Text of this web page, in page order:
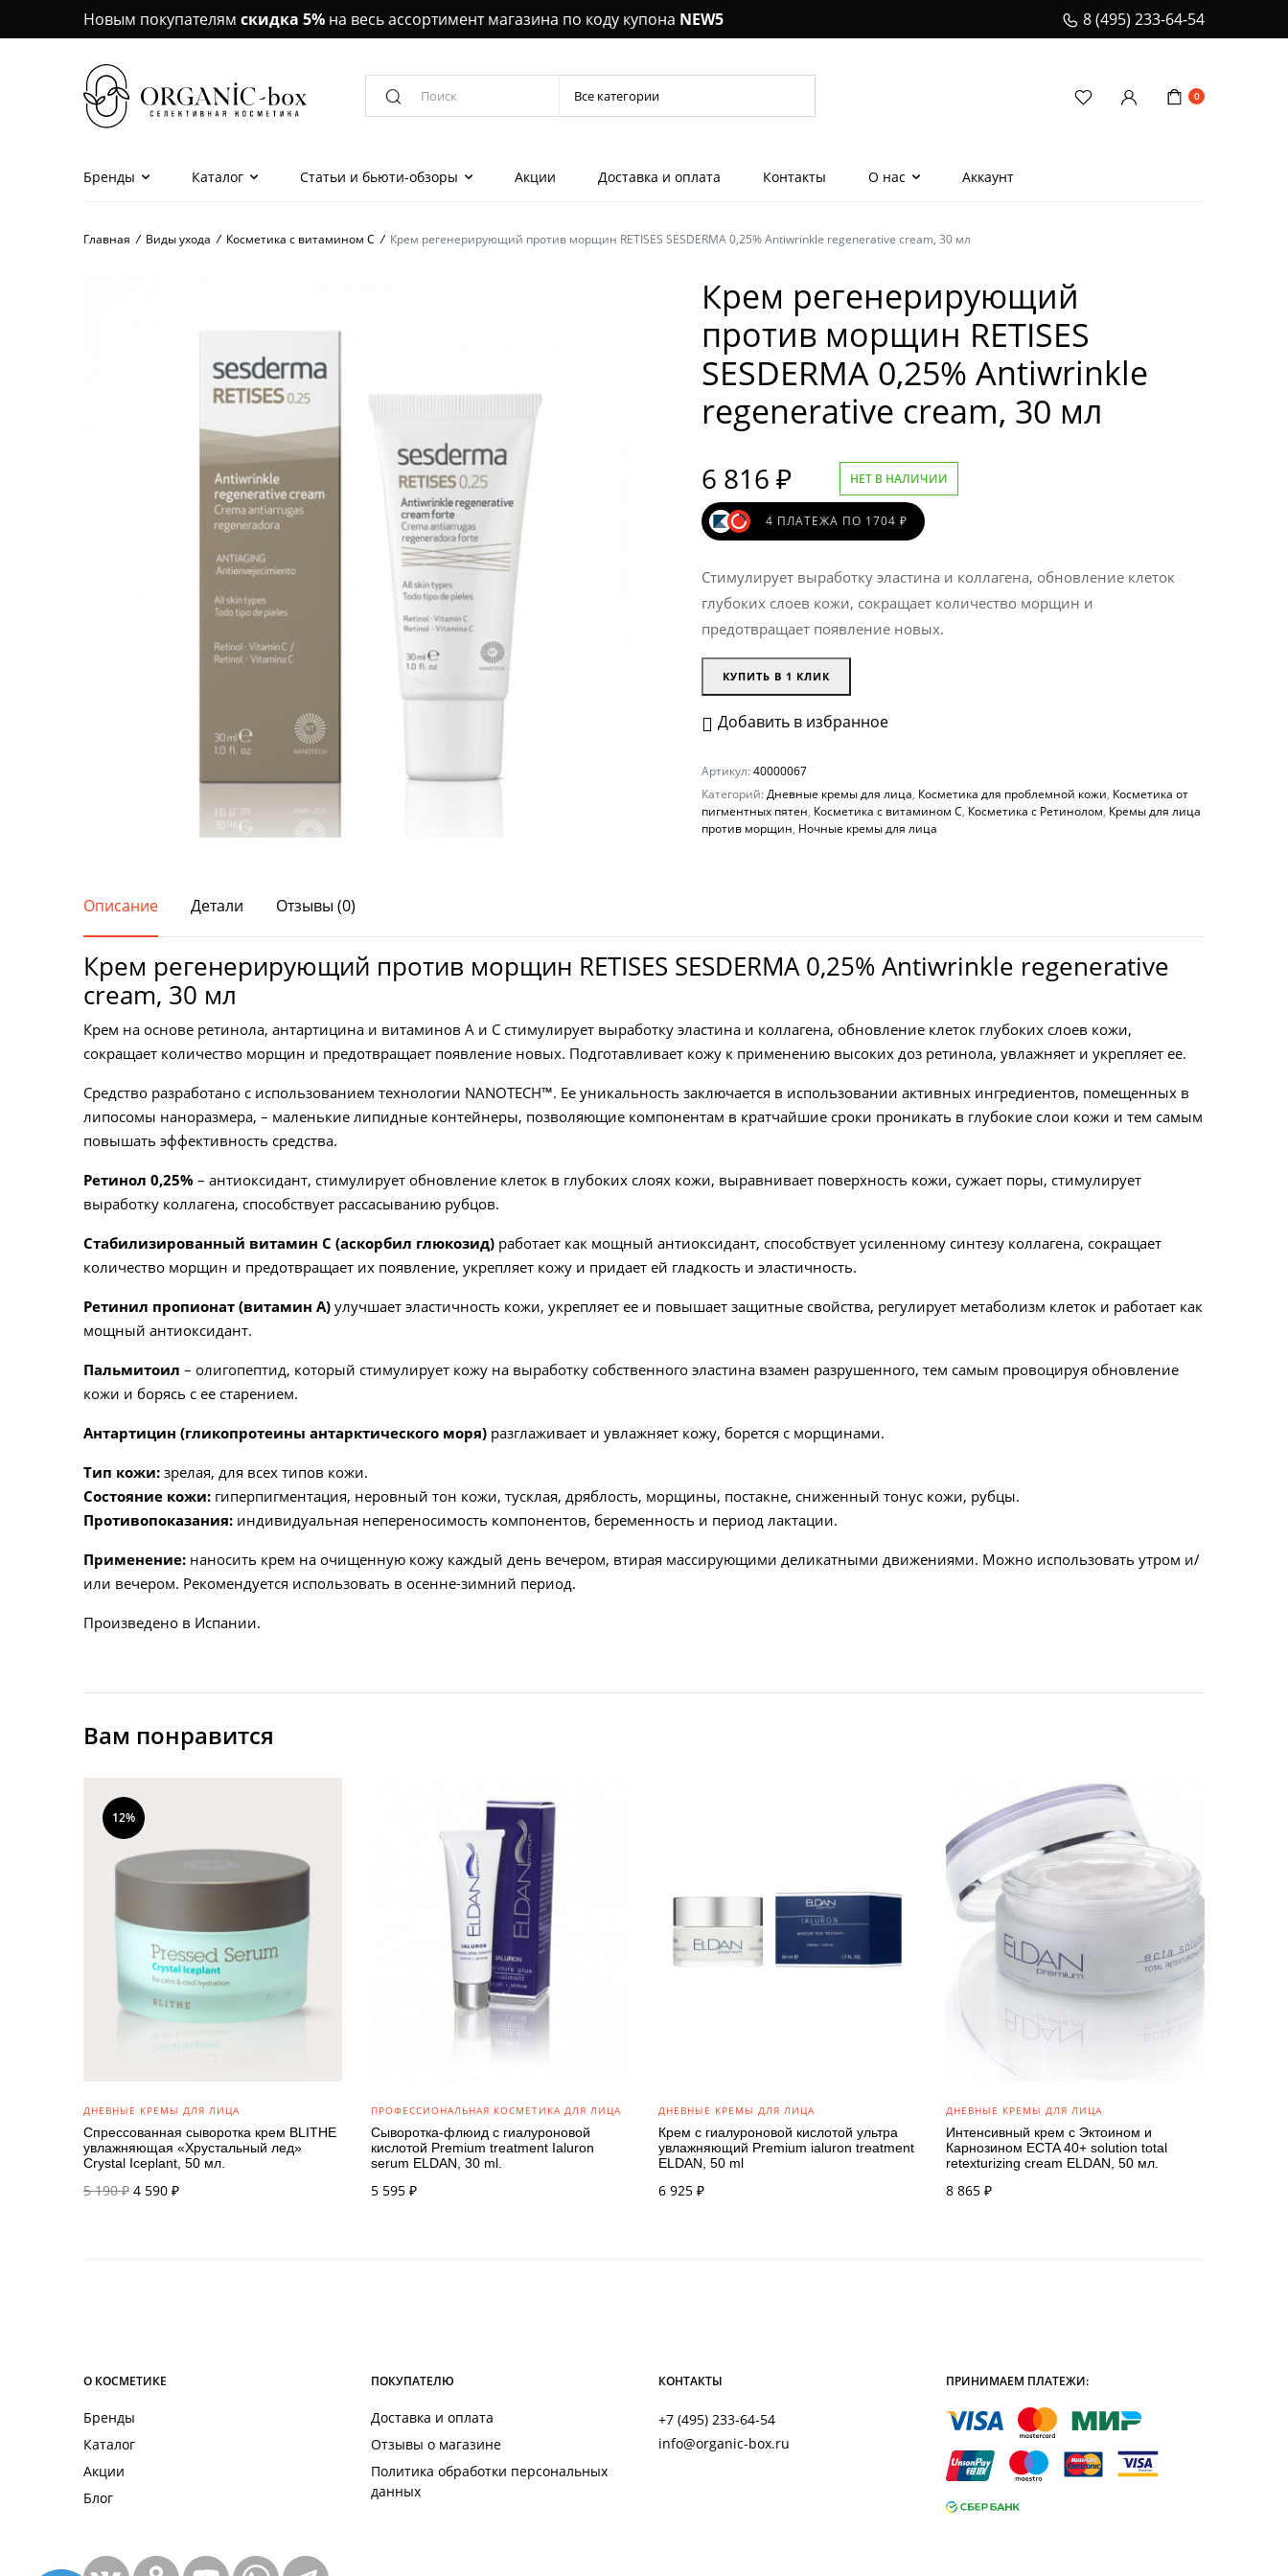
Новым покупателям скидка 5% на весь ассортимент магазина по коду купона NEW5 8 (495) 233-64-54
0
Бренды Каталог
Кремы, эссенции, эмульсии для
Сыворотки, ампулы, концентраты
Патчи для глаз
Солнцезащитные средства
Снятие макияжа и очищение
Скрабы для лица
Пилинги для кожи
Тоники и тонеры
Кушоны, пудры, ВВ, ССС, ВВ кремы
Шампуни
Кондиционеры
Уход за телом
Косметика с BOTOX-эффектом
Косметика от пигментных пятен
Косметика для проблемной кожи
КОРЕЯ
ШВЕЙЦАРИЯ
Статьи и бьюти-обзоры Акции Доставка и оплата Контакты О нас Аккаунт
Главная / Виды ухода / Косметика с витамином С / Крем регенерирующий против морщин RETISES SESDERMA 0,25% Antiwrinkle regenerative cream, 30 мл
Крем регенерирующий
против морщин RETISES
SESDERMA 0,25% Antiwrinkle
regenerative cream, 30 мл
6 816 ₽ НЕТ В НАЛИЧИИ
4 ПЛАТЕЖА ПО 1704 ₽
Стимулирует выработку эластина и коллагена, обновление клеток
глубоких слоев кожи, сокращает количество морщин и
предотвращает появление новых.
КУПИТЬ В 1 КЛИК
Добавить в избранное
Артикул:40000067
Категорий:Дневные кремы для лица, Косметика для проблемной кожи, Косметика от
пигментных пятен, Косметика с витамином С, Косметика с Ретинолом, Кремы для лица
против морщин, Ночные кремы для лица
Описание Детали Отзывы (0)
Крем регенерирующий против морщин RETISES SESDERMA 0,25% Antiwrinkle regenerative
cream, 30 мл
Крем на основе ретинола, антартицина и витаминов А и С стимулирует выработку эластина и коллагена, обновление клеток глубоких слоев кожи,
сокращает количество морщин и предотвращает появление новых. Подготавливает кожу к применению высоких доз ретинола, увлажняет и укрепляет ее.
Средство разработано с использованием технологии NANOTECH™. Ее уникальность заключается в использовании активных ингредиентов, помещенных в
липосомы наноразмера, – маленькие липидные контейнеры, позволяющие компонентам в кратчайшие сроки проникать в глубокие слои кожи и тем самым
повышать эффективность средства.
Ретинол 0,25% – антиоксидант, стимулирует обновление клеток в глубоких слоях кожи, выравнивает поверхность кожи, сужает поры, стимулирует
выработку коллагена, способствует рассасыванию рубцов.
Стабилизированный витамин С (аскорбил глюкозид) работает как мощный антиоксидант, способствует усиленному синтезу коллагена, сокращает
количество морщин и предотвращает их появление, укрепляет кожу и придает ей гладкость и эластичность.
Ретинил пропионат (витамин A) улучшает эластичность кожи, укрепляет ее и повышает защитные свойства, регулирует метаболизм клеток и работает как
мощный антиоксидант.
Пальмитоил – олигопептид, который стимулирует кожу на выработку собственного эластина взамен разрушенного, тем самым провоцируя обновление
кожи и борясь с ее старением.
Антартицин (гликопротеины антарктического моря) разглаживает и увлажняет кожу, борется с морщинами.
Тип кожи: зрелая, для всех типов кожи.
Состояние кожи: гиперпигментация, неровный тон кожи, тусклая, дряблость, морщины, постакне, сниженный тонус кожи, рубцы.
Противопоказания: индивидуальная непереносимость компонентов, беременность и период лактации.
Применение: наносить крем на очищенную кожу каждый день вечером, втирая массирующими деликатными движениями. Можно использовать утром и/
или вечером. Рекомендуется использовать в осенне-зимний период.
Произведено в Испании.
Вам понравится
12%
ДНЕВНЫЕ КРЕМЫ ДЛЯ ЛИЦА
Спрессованная сыворотка крем BLITHE
увлажняющая «Хрустальный лед»
Crystal Iceplant, 50 мл.
5 190₽ Первоначальная
4 590 ₽Текущая
ПРОФЕССИОНАЛЬНАЯ КОСМЕТИКА ДЛЯ ЛИЦА
Сыворотка-флюид с гиалуроновой
кислотой Premium treatment Ialuron
serum ELDAN, 30 ml.
5 595 ₽
ДНЕВНЫЕ КРЕМЫ ДЛЯ ЛИЦА
Крем с гиалуроновой кислотой ультра
увлажняющий Premium ialuron treatment
ELDAN, 50 ml
6 925 ₽
ДНЕВНЫЕ КРЕМЫ ДЛЯ ЛИЦА
Интенсивный крем с Эктоином и
Карнозином ECTA 40+ solution total
retexturizing cream ELDAN, 50 мл.
8 865 ₽
О КОСМЕТИКЕ
Бренды
Каталог
Акции
Блог
ПОКУПАТЕЛЮ
Доставка и оплата
Отзывы о магазине
Политика обработки персональных
данных
КОНТАКТЫ
+7 (495) 233-64-54
info@organic-box.ru
ПРИНИМАЕМ ПЛАТЕЖИ: